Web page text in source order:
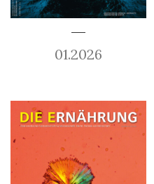
01.2026